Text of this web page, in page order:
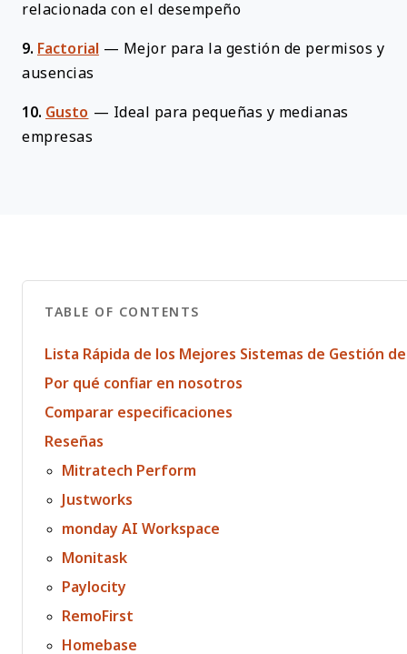
relacionada con el desempeño
9. Factorial — Mejor para la gestión de permisos y
ausencias
10. Gusto — Ideal para pequeñas y medianas
empresas
TABLE OF CONTENTS
Lista Rápida de los Mejores Sistemas de Gestión
Por qué confiar en nosotros
Comparar especificaciones
Reseñas
Mitratech Perform
Justworks
monday AI Workspace
Monitask
Paylocity
RemoFirst
Homebase